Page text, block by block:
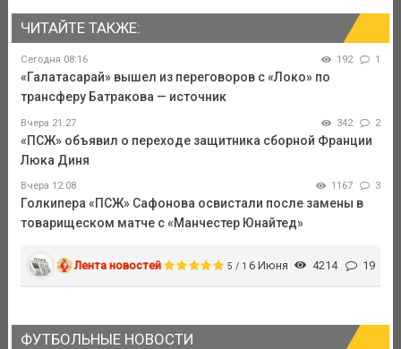
ЧИТАЙТЕ ТАКЖЕ:
Сегодня 08:16 192 1
«Галатасарай» вышел из переговоров с «Локо» по
трансферу Батракова — источник
Вчера 21:27 342 2
«ПСЖ» объявил о переходе защитника сборной Франции
Люка Диня
Вчера 12:08 1167 3
Голкипера «ПСЖ» Сафонова освистали после замены в
товарищеском матче с «Манчестер Юнайтед»
Лента новостей 5 / 1 6 Июня 4214 19
ФУТБОЛЬНЫЕ НОВОСТИ